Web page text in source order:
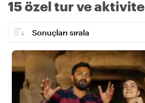
15 özel tur ve aktivite